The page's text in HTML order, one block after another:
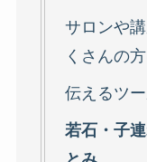
サロンや
くさんの
伝えるツ
若石・子